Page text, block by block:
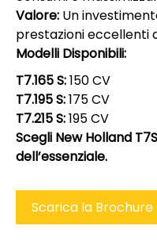
Valore: Un
prestazioni eccellenti
Modelli Disponibili:
T7.165 S:150 CV
T7.195 S:175 CV
T7.215 S:195 CV
Scegli New Holland
dell’essenziale.
Scarica la Brochure